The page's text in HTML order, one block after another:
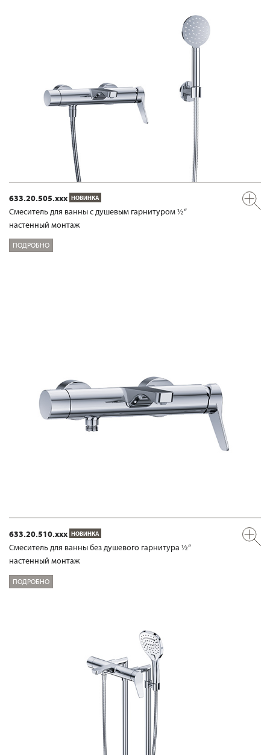
633.20.505.xxx НОВИНКА
Смеситель для ванны с душевым гарнитуром ½“
настенный монтаж
ПОДРОБНО
633.20.510.xxx НОВИНКА
Смеситель для ванны без душевого гарнитура ½“
настенный монтаж
ПОДРОБНО